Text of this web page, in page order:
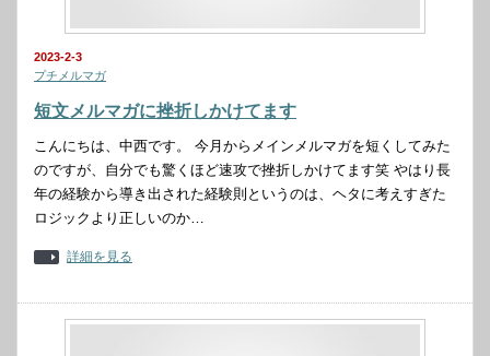
2023-2-3
プチメルマガ
短文メルマガに挫折しかけてます
こんにちは、中西です。 今月からメインメルマガを短くしてみた
のですが、自分でも驚くほど速攻で挫折しかけてます笑 やはり長
年の経験から導き出された経験則というのは、ヘタに考えすぎた
ロジックより正しいのか…
詳細を見る